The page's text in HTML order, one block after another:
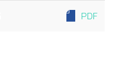
PDF